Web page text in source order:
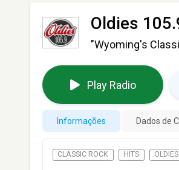
Oldies
"Wyoming's
Play Radio
Informações Dados de
CLASSIC ROCK HITS OLDIES